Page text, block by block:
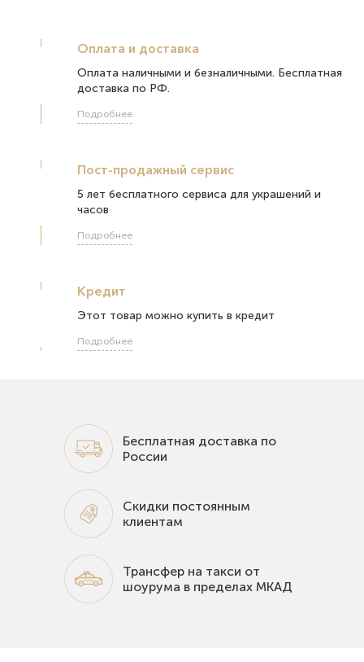
Оплата и доставка
Оплата наличными и безналичными. Бесплатная
доставка по РФ.
Подробнее
Пост-продажный сервис
5 лет бесплатного сервиса для украшений и
часов
Подробнее
Кредит
Этот товар можно купить в кредит
Подробнее
Бесплатная доставка по
России
Скидки постоянным
клиентам
Трансфер на такси от
шоурума в пределах МКАД